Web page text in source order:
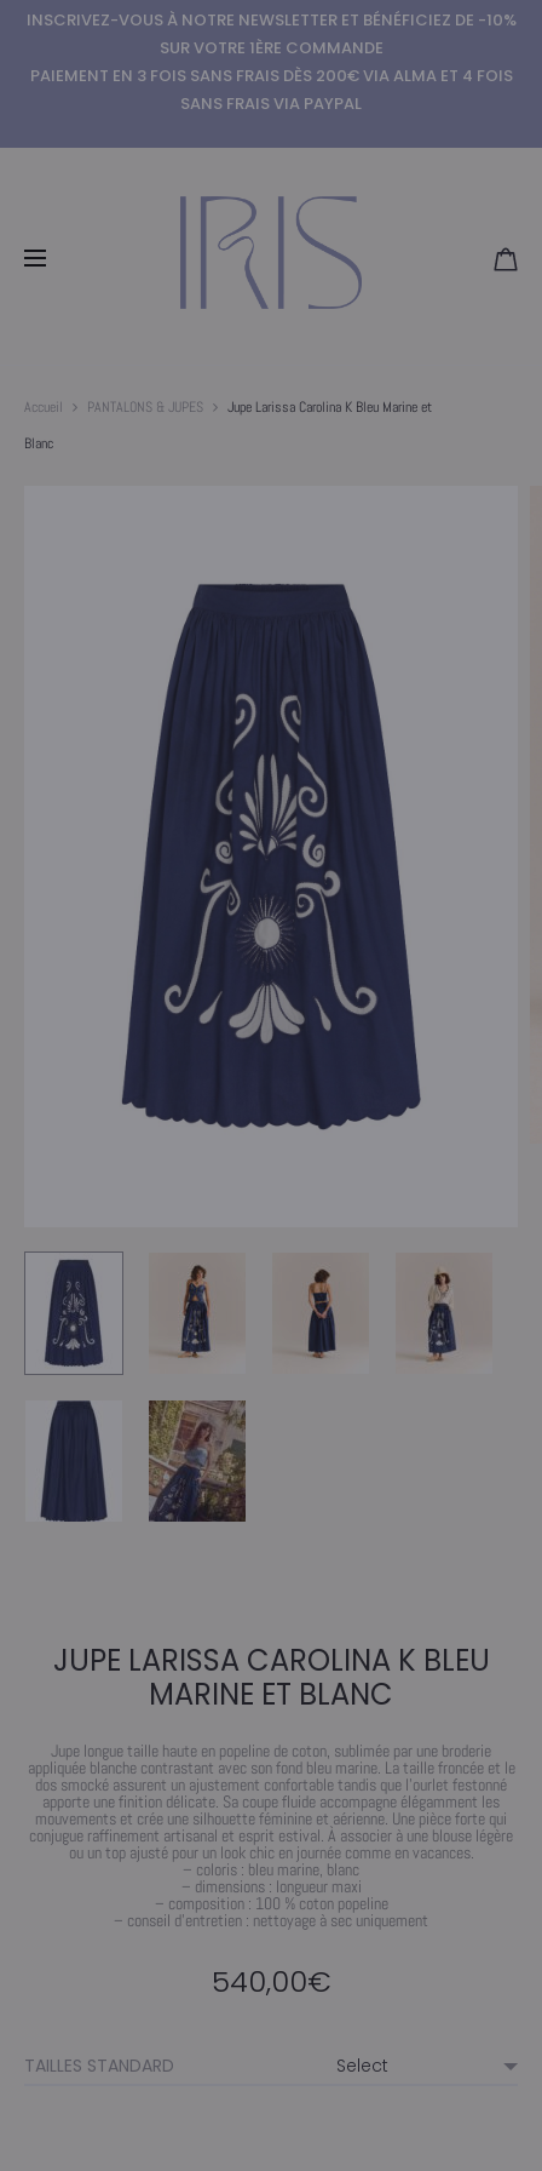
INSCRIVEZ-VOUS À NOTRE NEWSLETTER ET BÉNÉFICIEZ DE -10%
SUR VOTRE 1ÈRE COMMANDE
PAIEMENT EN 3 FOIS SANS FRAIS DÈS 200€ VIA ALMA ET 4 FOIS
SANS FRAIS VIA PAYPAL
Accueil PANTALONS & JUPES
Jupe Larissa Carolina K Bleu Marine et
Blanc
JUPE LARISSA CAROLINA K BLEU
MARINE ET BLANC
Jupe longue taille haute en popeline de coton, sublimée par une broderie
appliquée blanche contrastant avec son fond bleu marine. La taille froncée et le
dos smocké assurent un ajustement confortable tandis que l’ourlet festonné
apporte une finition délicate. Sa coupe fluide accompagne élégamment les
mouvements et crée une silhouette féminine et aérienne. Une pièce forte qui
conjugue raffinement artisanal et esprit estival. À associer à une blouse légère
ou un top ajusté pour un look chic en journée comme en vacances.
– coloris : bleu marine, blanc
– dimensions : longueur maxi
– composition : 100 % coton popeline
– conseil d’entretien : nettoyage à sec uniquement
540,00€
TAILLES STANDARD